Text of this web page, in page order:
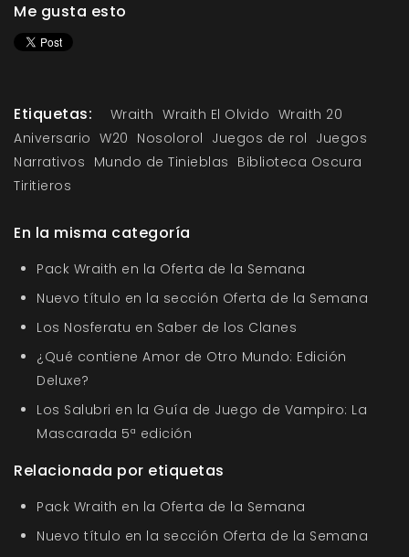
Me gusta esto
Etiquetas: Wraith Wraith El Olvido Wraith 20
Aniversario W20 Nosolorol Juegos de rol Juegos
Narrativos Mundo de Tinieblas Biblioteca Oscura
Tiritieros
En la misma categoría
Pack Wraith en la Oferta de la Semana
Nuevo título en la sección Oferta de la Semana
Los Nosferatu en Saber de los Clanes
¿Qué contiene Amor de Otro Mundo: Edición
Deluxe?
Los Salubri en la Guía de Juego de Vampiro: La
Mascarada 5ª edición
Relacionada por etiquetas
Pack Wraith en la Oferta de la Semana
Nuevo título en la sección Oferta de la Semana